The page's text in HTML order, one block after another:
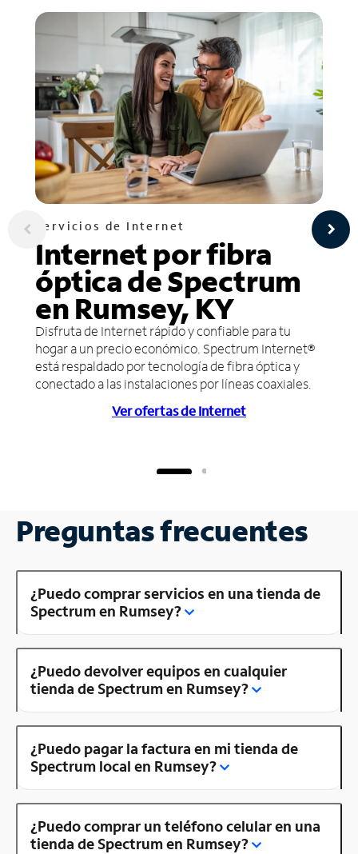
Servicios de Internet
Internet por fibra
óptica de Spectrum
en Rumsey, KY
Disfruta de Internet rápido y confiable para tu
hogar a un precio económico. Spectrum Internet®
está respaldado por tecnología de fibra óptica y
conectado a las instalaciones por líneas coaxiales.
Ver ofertas de Internet
Preguntas frecuentes
¿Puedo comprar servicios en una tienda de
Spectrum en Rumsey?
¿Puedo devolver equipos en cualquier
tienda de Spectrum en Rumsey?
¿Puedo pagar la factura en mi tienda de
Spectrum local en Rumsey?
¿Puedo comprar un teléfono celular en una
tienda de Spectrum en Rumsey?